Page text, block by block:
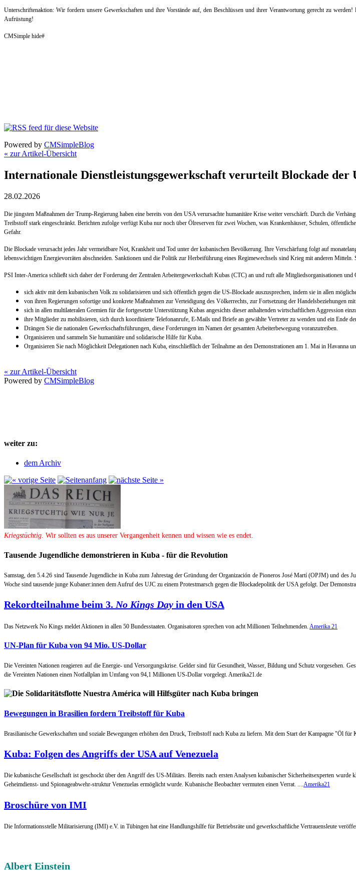
Unterschriftenaktion: Wir fordern unsere Gewerkschaften und ihre Vorstände auf, den Beschlüssen und ihrer Verantwortung gerecht zu
Aufrüstung!
CMSimple hide#
Powered by CMSimpleBlog
« zur Artikel-Übersicht
Internationale Dienstleistungsgewerkschaft verurteilt Blockade der
28.02.2026
Die jüngsten Maßnahmen der Trump-Regierung haben eine bereits von den USA verursachte humanitäre Krise weiter verschärft. Durch die
Treibstoff stark eingeschränkt. Berichten zufolge verfügt Kuba nur noch über Ölreserven für zwei Wochen, was Krankenhäuser, Schulen,
Gefahr.
Die Blockade verursacht jedes Jahr vermeidbare Not, Krankheit und Tod unter der kubanischen Bevölkerung. Ihre Verschärfung folgt auf
lebenswichtigen Energievorräten abschneiden. Sanktionen und die Politik zur Herbeiführung eines Regimewechsels sind Krieg mit anderen
PSI Inter-America schließt sich daher der Forderung der Zentralen Arbeitergewerkschaft Kubas (CTC) an und ruft alle Mitgliedsorganisationen und
sich aktiv mit dem kubanischen Volk zu solidarisieren und sich öffentlich gegen die US-Blockade auszusprechen, indem sie in allen
von ihren Regierungen sofortige und konkrete Maßnahmen zur Verteidigung des Völkerrechts, zur Fortsetzung der Handelsbeziehungen
sich in allen multilateralen Gremien für die fortgesetzte Unterstützung Kubas angesichts dieser anhaltenden wirtschaftlichen Aggression
ihre Mitglieder zu mobilisieren, sich durch koordinierte Telefonanrufe, E-Mails und Briefe an gewählte Vertreter zu wenden und ein Ende
Drängen Sie die nationalen Gewerkschaftsführungen, diese Forderungen im Namen der gesamten Arbeiterbewegung voranzutreiben.
Organisieren und sammeln Sie humanitäre und solidarische Hilfe für Kuba.
Organisieren Sie nach Möglichkeit Delegationen nach Kuba, einschließlich der Teilnahme an den Demonstrationen am 1. Mai in Havanna
« zur Artikel-Übersicht
Powered by CMSimpleBlog
weiter zu:
dem Archiv
Kriegstüchtig. Wir sollten es aus unserer Vergangenheit kennen und wissen wie es endet.
Tausende Jugendliche demonstrieren in Kuba - für die Revolution
Samstag, den 5.4.26 sind Tausende Jugendliche in Kuba zum Jahrestag der Gründung der Organización de Pioneros José Martí (OPJM) und des
Woche sind tausende junge Kubaner:innen dem Aufruf des UJC zu einem Protestmarsch gegen die Blockadepolitik der USA gefolgt. Der
Rekordteilnahme beim 3. No Kings Day in den USA
Das Netzwerk No Kings meldet Aktionen in allen 50 Bundesstaaten. Organisatoren sprechen von acht Millionen Teilnehmenden. Amerika 21
UN-Plan für Kuba von 94 Mio. US-Dollar
Die Vereinten Nationen reagieren auf die Energie- und Versorgungskrise. Gelder sind für Gesundheit, Wasser, Bildung und Schutz vorgesehen.
die Vereinten Nationen einen Notfallplan im Umfang von 94,1 Millionen US-Dollar vorgelegt. Amerika21.de
Bewegungen in Brasilien fordern Treibstoff für Kuba
Brasilianische Gewerkschaften und soziale Bewegungen erhöhen den Druck, Treibstoff nach Kuba zu liefern. Mit dem Start der Kampagne "Öl für
Kuba: Folgen des Angriffs der USA auf Venezuela
Die kubanische Gesellschaft ist geschockt über den Angriff des US-Militärs. Bereits nach ersten Analysen kubanischer Sicherheitsexperten
Geheimdienst- und Spionageabwehr-struktur Venezuelas ermöglicht wurde. Kubanische Beobachter vermuten einen Verrat. ....Amerika21
Broschüre von IMI
Die Informationsstelle Militarisierung (IMI) e.V. in Tübingen hat eine Handlungshilfe für Betriebsräte und gewerkschaftliche Vertrauensleute
Albert Einstein